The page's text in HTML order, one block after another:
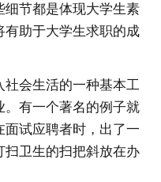
细节都是体现大学生素
有助于大学生求职的成
会生活的一种基本工
。有一个著名的例子就
试应聘者时，出了一
扫卫生的扫把斜放在办